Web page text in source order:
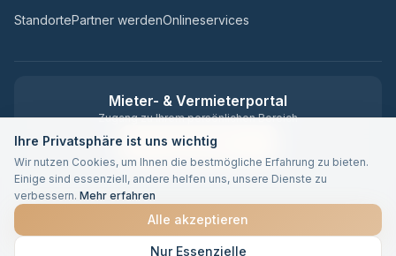
StandortePartner werdenOnlineservices
Mieter- & Vermieterportal
Zugang zu Ihrem persönlichen Bereich
Zum Portal
Haus und Hof Verwaltung GmbH · Made with 🏠 in Vechta
Ihre Privatsphäre ist uns wichtig
Wir nutzen Cookies, um Ihnen die bestmögliche Erfahrung zu bieten.
Einige sind essenziell, andere helfen uns, unsere Dienste zu
verbessern. Mehr erfahren
Nur Essenzielle
Alle akzeptieren